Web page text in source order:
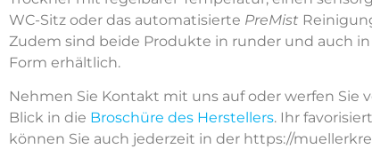
WC-Sitz oder das automatisierte PreMist
Zudem sind beide Produkte in runder und auch
Form erhältlich.
Nehmen Sie Kontakt mit uns auf oder werfen Sie
Blick in die Broschüre des Herstellers. Ihr
können Sie auch jederzeit in der https://